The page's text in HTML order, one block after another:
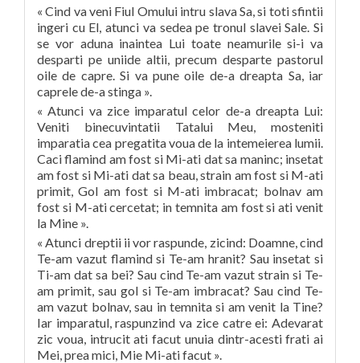
« Cind va veni Fiul Omului intru slava Sa, si toti sfintii
ingeri cu El, atunci va sedea pe tronul slavei Sale. Si
se vor aduna inaintea Lui toate neamurile si-i va
desparti pe uniide altii, precum desparte pastorul
oile de capre. Si va pune oile de-a dreapta Sa, iar
caprele de-a stinga ».
« Atunci va zice imparatul celor de-a dreapta Lui:
Veniti binecuvintatii Tatalui Meu, mosteniti
imparatia cea pregatita voua de la intemeierea lumii.
Caci flamind am fost si Mi-ati dat sa maninc; insetat
am fost si Mi-ati dat sa beau, strain am fost si M-ati
primit, Gol am fost si M-ati imbracat; bolnav am
fost si M-ati cercetat; in temnita am fost si ati venit
la Mine ».
« Atunci dreptii ii vor raspunde, zicind: Doamne, cind
Te-am vazut flamind si Te-am hranit? Sau insetat si
Ti-am dat sa bei? Sau cind Te-am vazut strain si Te-
am primit, sau gol si Te-am imbracat? Sau cind Te-
am vazut bolnav, sau in temnita si am venit la Tine?
Iar imparatul, raspunzind va zice catre ei: Adevarat
zic voua, intrucit ati facut unuia dintr-acesti frati ai
Mei, prea mici, Mie Mi-ati facut ».